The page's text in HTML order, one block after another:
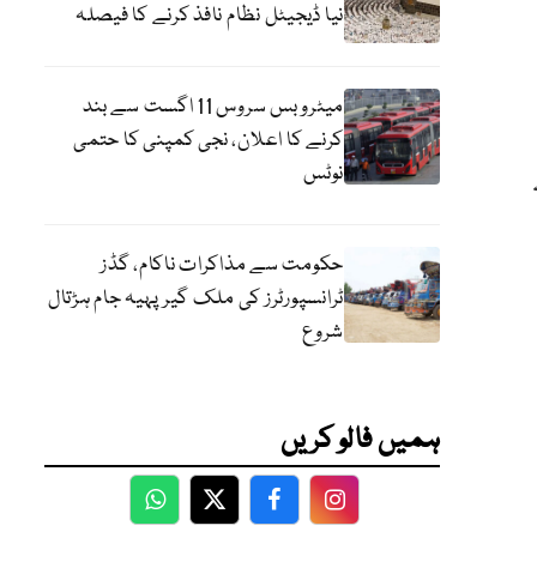
17 کے
نیا ڈیجیٹل نظام نافذ کرنے کا فیصلہ
میٹرو بس سروس 11 اگست سے بند
کرنے کا اعلان، نجی کمپنی کا حتمی
نوٹس
حکومت سے مذاکرات ناکام، گڈز
ٹرانسپورٹرز کی ملک گیر پہیہ جام ہڑتال
شروع
ہمیں فالو کریں
WhatsApp
TwitterFacebookFacebook